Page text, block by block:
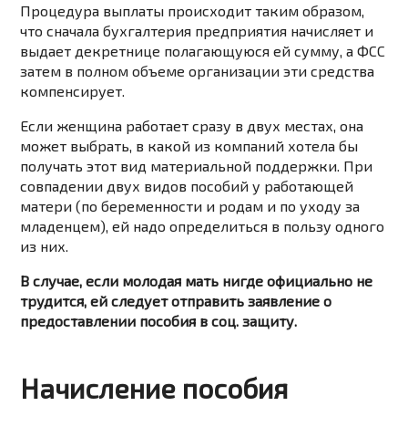
Процедура выплаты происходит таким образом,
что сначала бухгалтерия предприятия начисляет и
выдает декретнице полагающуюся ей сумму, а ФСС
затем в полном объеме организации эти средства
компенсирует.
Если женщина работает сразу в двух местах, она
может выбрать, в какой из компаний хотела бы
получать этот вид материальной поддержки. При
совпадении двух видов пособий у работающей
матери (по беременности и родам и по уходу за
младенцем), ей надо определиться в пользу одного
из них.
В случае, если молодая мать нигде официально не
трудится, ей следует отправить заявление о
предоставлении пособия в соц. защиту.
Начисление пособия